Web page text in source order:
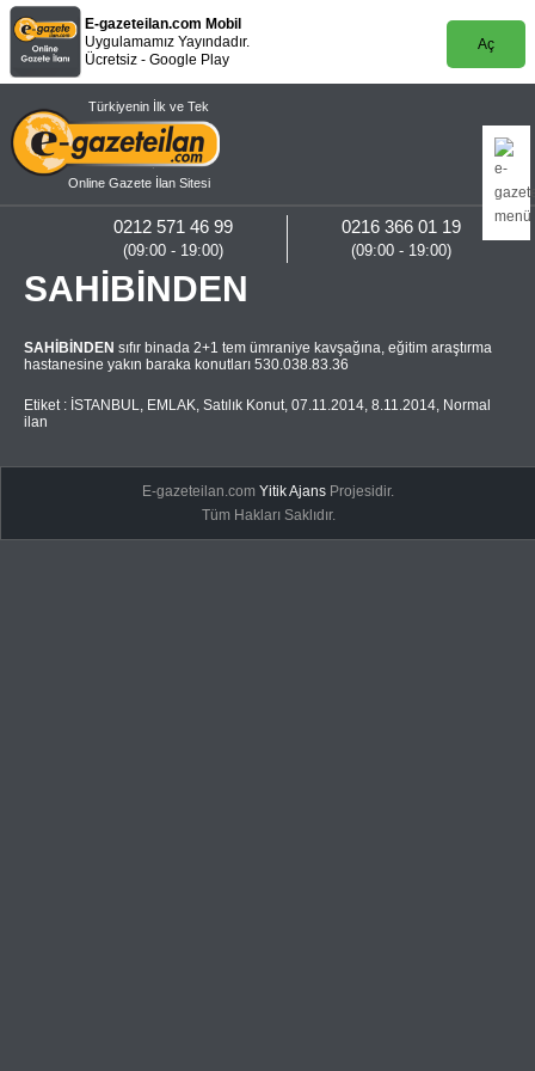
E-gazeteilan.com Mobil
Uygulamamız Yayındadır.
Ücretsiz - Google Play
Aç
Türkiyenin İlk ve Tek
Online Gazete İlan Sitesi
0216 366 01 19
(09:00 - 19:00)
0212 571 46 99
(09:00 - 19:00)
SAHİBİNDEN
SAHİBİNDEN sıfır binada 2+1 tem ümraniye kavşağına, eğitim araştırma
hastanesine yakın baraka konutları 530.038.83.36
Etiket : İSTANBUL, EMLAK, Satılık Konut, 07.11.2014, 8.11.2014, Normal
ilan
E-gazeteilan.comYitik Ajans Projesidir.
Tüm Hakları Saklıdır.